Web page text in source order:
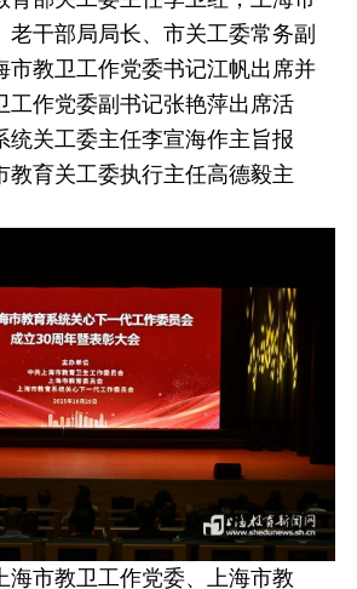
老干部局局长、市关工委常务副
市教卫工作党委书记江帆出席并
工作党委副书记张艳萍出席活
统关工委主任李宣海作主旨报
教育关工委执行主任高德毅主
海市教卫工作党委、上海市教